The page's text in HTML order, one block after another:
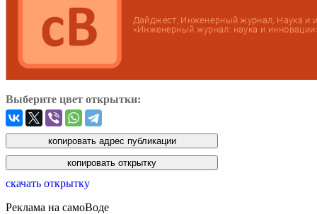
Выберите цвет открытки:
скачать открытку
Реклама на самоВоде